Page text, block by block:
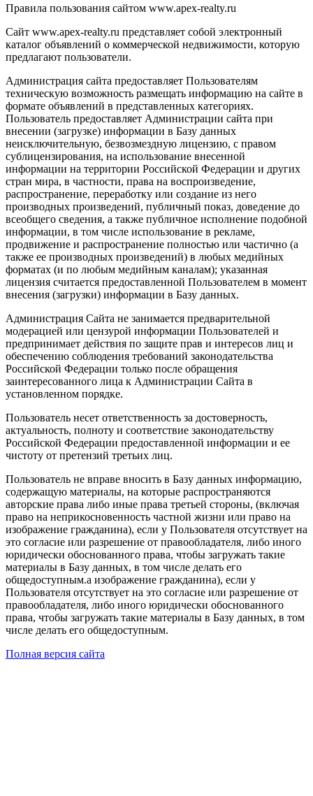
Правила пользования сайтом www.apex-realty.ru
Сайт www.apex-realty.ru представляет собой электронный
каталог объявлений о коммерческой недвижимости, которую
предлагают пользователи.
Администрация сайта предоставляет Пользователям
техническую возможность размещать информацию на сайте в
формате объявлений в представленных категориях.
Пользователь предоставляет Администрации сайта при
внесении (загрузке) информации в Базу данных
неисключительную, безвозмездную лицензию, с правом
сублицензирования, на использование внесенной
информации на территории Российской Федерации и других
стран мира, в частности, права на воспроизведение,
распространение, переработку или создание из него
производных произведений, публичный показ, доведение до
всеобщего сведения, а также публичное исполнение подобной
информации, в том числе использование в рекламе,
продвижение и распространение полностью или частично (а
также ее производных произведений) в любых медийных
форматах (и по любым медийным каналам); указанная
лицензия считается предоставленной Пользователем в момент
внесения (загрузки) информации в Базу данных.
Администрация Сайта не занимается предварительной
модерацией или цензурой информации Пользователей и
предпринимает действия по защите прав и интересов лиц и
обеспечению соблюдения требований законодательства
Российской Федерации только после обращения
заинтересованного лица к Администрации Сайта в
установленном порядке.
Пользователь несет ответственность за достоверность,
актуальность, полноту и соответствие законодательству
Российской Федерации предоставленной информации и ее
чистоту от претензий третьих лиц.
Пользователь не вправе вносить в Базу данных информацию,
содержащую материалы, на которые распространяются
авторские права либо иные права третьей стороны, (включая
право на неприкосновенность частной жизни или право на
изображение гражданина), если у Пользователя отсутствует на
это согласие или разрешение от правообладателя, либо иного
юридически обоснованного права, чтобы загружать такие
материалы в Базу данных, в том числе делать его
общедоступным.а изображение гражданина), если у
Пользователя отсутствует на это согласие или разрешение от
правообладателя, либо иного юридически обоснованного
права, чтобы загружать такие материалы в Базу данных, в том
числе делать его общедоступным.
Полная версия сайта